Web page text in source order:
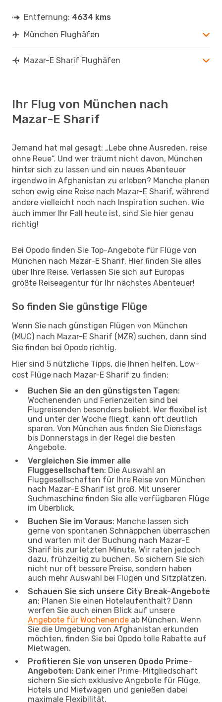
Entfernung: 4634 kms
München Flughäfen
Mazar-E Sharif Flughäfen
Ihr Flug von München nach
Mazar-E Sharif
Jemand hat mal gesagt: „Lebe ohne Ausreden, reise
ohne Reue“. Und wer träumt nicht davon, München
hinter sich zu lassen und ein neues Abenteuer
irgendwo in Afghanistan zu erleben? Manche planen
schon ewig eine Reise nach Mazar-E Sharif, während
andere vielleicht noch nach Inspiration suchen. Wie
auch immer Ihr Fall heute ist, sind Sie hier genau
richtig!
Bei Opodo finden Sie Top-Angebote für Flüge von
München nach Mazar-E Sharif. Hier finden Sie alles
über Ihre Reise. Verlassen Sie sich auf Europas
größte Reiseagentur für Ihr nächstes Abenteuer!
So finden Sie günstige Flüge
Wenn Sie nach günstigen Flügen von München
(MUC) nach Mazar-E Sharif (MZR) suchen, dann sind
Sie finden bei Opodo richtig.
Hier sind 5 nützliche Tipps, die Ihnen helfen, Low-
cost Flüge nach Mazar-E Sharif zu finden:
Buchen Sie an den günstigsten Tagen:
Wochenenden und Ferienzeiten sind bei
Flugreisenden besonders beliebt. Wer flexibel ist
und unter der Woche fliegt, kann oft deutlich
sparen. Von München aus finden Sie Dienstags
bis Donnerstags in der Regel die besten
Angebote.
Vergleichen Sie immer alle
Fluggesellschaften: Die Auswahl an
Fluggesellschaften für Ihre Reise von München
nach Mazar-E Sharif ist groß. Mit unserer
Suchmaschine finden Sie alle verfügbaren Flüge
im Überblick.
Buchen Sie im Voraus: Manche lassen sich
gerne von spontanen Schnäppchen überraschen
und warten mit der Buchung nach Mazar-E
Sharif bis zur letzten Minute. Wir raten jedoch
dazu, frühzeitig zu buchen. So sichern Sie sich
nicht nur oft bessere Preise, sondern haben
auch mehr Auswahl bei Flügen und Sitzplätzen.
Schauen Sie sich unsere City Break-Angebote
an: Planen Sie einen Hotelaufenthalt? Dann
werfen Sie auch einen Blick auf unsere
Angebote für Wochenende ab München. Wenn
Sie die Umgebung von Afghanistan erkunden
möchten, finden Sie bei Opodo tolle Rabatte auf
Mietwagen.
Profitieren Sie von unseren Opodo Prime-
Angeboten: Dank einer Prime-Mitgliedschaft
sichern Sie sich exklusive Angebote für Flüge,
Hotels und Mietwagen und genießen dabei
maximale Flexibilität.